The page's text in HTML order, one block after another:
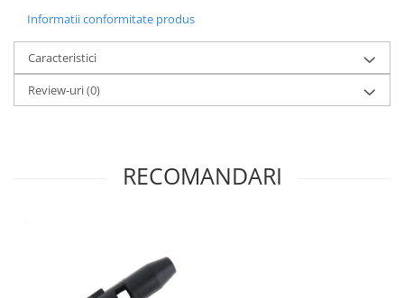
Lubrifianti si Spray-uri de Curatare
Curatare si Detailing Interior
Vopsitorie, Chituri si Adezivi
Informatii conformitate produs
Caracteristici
Review-uri(0)
RECOMANDARI